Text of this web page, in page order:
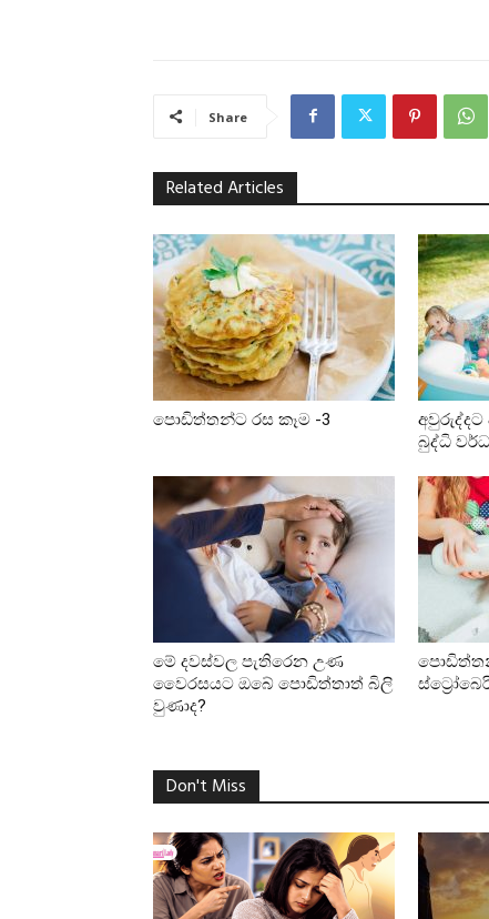
Share
Related Articles
පොඩිත්තන්ට රස කෑම -3
බුද්ධි
මේ දවස්වල පැතිරෙන උණ
වෛරසයට ඔබේ පොඩිත්තාත් බිලි
වුණාද?
Don't Miss